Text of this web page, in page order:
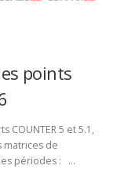
points
COUNTER 5 et 5.1,
matrices de
périodes : …